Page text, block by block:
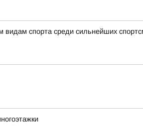
спорта среди сильнейших